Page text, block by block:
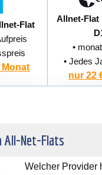
Flat
Monat
Allnet-Flat
•
• Jedes
nur 22
All-Net-Flats
Welcher Provider